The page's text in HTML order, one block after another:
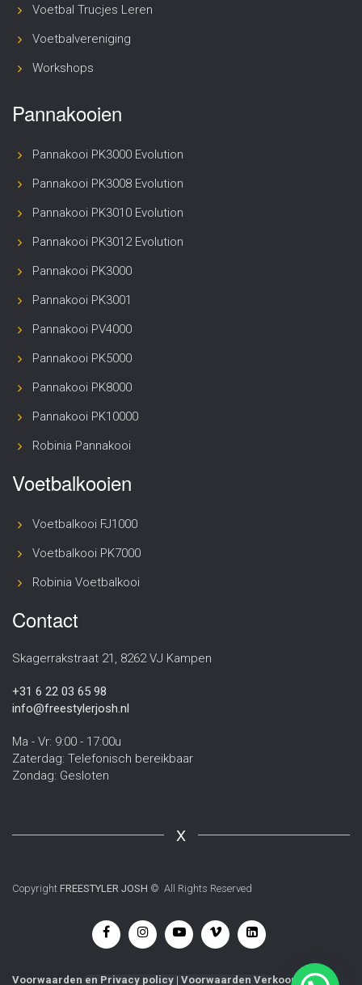
Voetbal Trucjes Leren
Voetbalvereniging
Workshops
Pannakooien
Pannakooi PK3000 Evolution
Pannakooi PK3008 Evolution
Pannakooi PK3010 Evolution
Pannakooi PK3012 Evolution
Pannakooi PK3000
Pannakooi PK3001
Pannakooi PV4000
Pannakooi PK5000
Pannakooi PK8000
Pannakooi PK10000
Robinia Pannakooi
Voetbalkooien
Voetbalkooi FJ1000
Voetbalkooi PK7000
Robinia Voetbalkooi
Contact
Skagerrakstraat 21, 8262 VJ Kampen
+31 6 22 03 65 98
info@freestylerjosh.nl
Ma - Vr: 9:00 - 17:00u
Zaterdag: Telefonisch bereikbaar
Zondag: Gesloten
X
Copyright FREESTYLER JOSH © All Rights Reserved
Voorwaarden en Privacy policy | Voorwaarden Verkoop |